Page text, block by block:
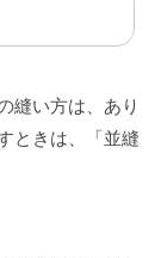
縫い方は、あり
ときは、「並縫